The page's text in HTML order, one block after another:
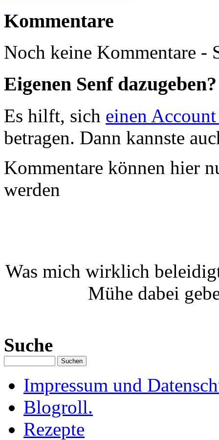
Kommentare
Noch keine Kommentare -
Eigenen Senf dazugeben?
Es hilft, sich einen
betragen. Dann kannste
Kommentare können hier
werden
Was mich wirklich
Mühe dabei
Suche
Impressum und
Blogroll.
Rezepte